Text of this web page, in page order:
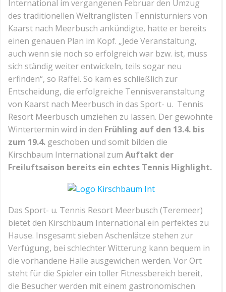
International im vergangenen Februar den Umzug
des traditionellen Weltranglisten Tennisturniers von
Kaarst nach Meerbusch ankündigte, hatte er bereits
einen genauen Plan im Kopf. „Jede Veranstaltung,
auch wenn sie noch so erfolgreich war bzw. ist, muss
sich ständig weiter entwickeln, teils sogar neu
erfinden“, so Raffel. So kam es schließlich zur
Entscheidung, die erfolgreiche Tennisveranstaltung
von Kaarst nach Meerbusch in das Sport- u. Tennis
Resort Meerbusch umziehen zu lassen. Der gewohnte
Wintertermin wird in den Frühling auf den 13.4. bis
zum 19.4. geschoben und somit bilden die
Kirschbaum International zum Auftakt der
Freiluftsaison bereits ein echtes Tennis Highlight.
Das Sport- u. Tennis Resort Meerbusch (Teremeer)
bietet den Kirschbaum International ein perfektes zu
Hause. Insgesamt sieben Aschenlätze stehen zur
Verfügung, bei schlechter Witterung kann bequem in
die vorhandene Halle ausgewichen werden. Vor Ort
steht für die Spieler ein toller Fitnessbereich bereit,
die Besucher werden mit einem gastronomischen